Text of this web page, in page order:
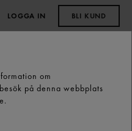
LOGGA IN BLI KUND
37 varor
om
på denna webbplats